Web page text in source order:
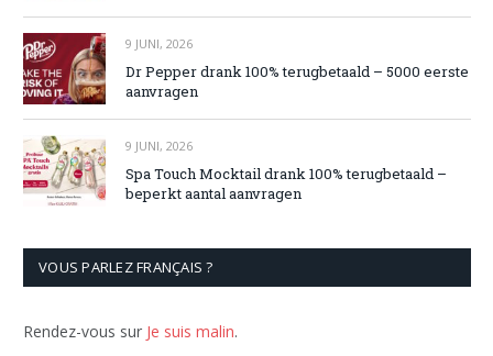
9 JUNI, 2026
Dr Pepper drank 100% terugbetaald – 5000 eerste
aanvragen
9 JUNI, 2026
Spa Touch Mocktail drank 100% terugbetaald –
beperkt aantal aanvragen
VOUS PARLEZ FRANÇAIS ?
Rendez-vous sur Je suis malin.